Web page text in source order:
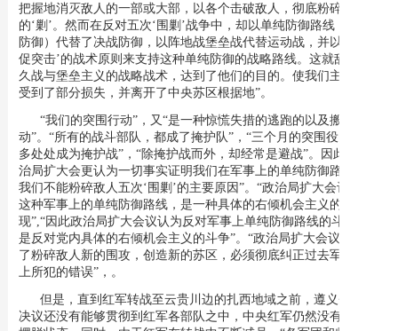
把握地消灭敌人的一部或大部，以各个击破敌人，彻底粉碎敌人
的‘剿’。然而在反对五次‘围剿’战争中，却以单纯防御路线（或守
防御）代替了决战防御，以阵地战堡垒战代替运动战，并以所‘短
促突击’的战术原则来支持这种单纯防御的战略路线。这就敌人持
久战与堡垒主义的战略战术，达到了他们的目的。使我们主力红军
受到了部分损失，并离开了中央苏区根据地”。
“我们的突围行动”，又“是一种惊慌失措的逃跑的以及搬家的行
动”。“所有的战斗部队，都成了掩护队”，“三个月的突围役，差不
多处处成为掩护战”，“除掩护战而外，却经常是避战”。因此，“政
治局扩大会更认为一切事实证明我们在军事上的单纯防御路线，是
我们不能粉碎敌人五次‘围剿’的主要原因”。“政治局扩大会议认为
这种军事上的单纯防御路线，是一种具体的右倾机会主义的表
现”,“因此政治局扩大会议认为反对军事上单纯防御路线的斗争，
是反对党内具体的右倾机会主义的斗争”。“政治局扩大会议认为为
了粉碎敌人新的围攻，创造新的苏区，必须彻底纠正过去军事领导
上所犯的错误”，。
但是，直到红军转战至云贵川边的扎西地域之前，遵义会议的
决议还没有能够贯彻到红军各部队之中，中央红军仍然没有有效地